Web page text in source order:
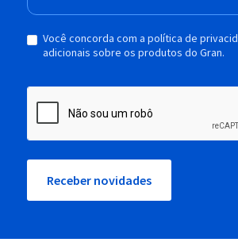
Você concorda com a política de
adicionais sobre os produtos do Gran.
Receber novidades